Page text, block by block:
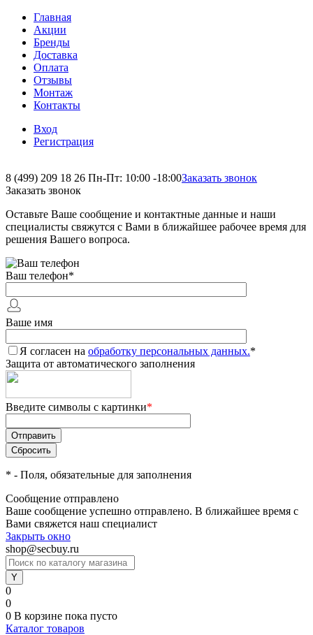
Главная
Акции
Бренды
Доставка
Оплата
Отзывы
Монтаж
Контакты
Вход
Регистрация
8 (499) 209 18 26 Пн-Пт: 10:00 -18:00Заказать звонок
Заказать звонок
Оставьте Ваше сообщение и контактные данные и наши
специалисты свяжутся с Вами в ближайшее рабочее время для
решения Вашего вопроса.
Ваш телефон*
Ваше имя
Я согласен на обработку персональных данных.*
Защита от автоматического заполнения
Введите символы с картинки*
* - Поля, обязательные для заполнения
Сообщение отправлено
Ваше сообщение успешно отправлено. В ближайшее время с
Вами свяжется наш специалист
Закрыть окно
shop@secbuy.ru
0
0
0 В корзине пока пусто
Каталог товаров